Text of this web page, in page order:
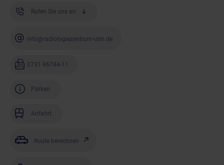
Rufen Sie uns an
info@radiologiezentrum-ulm.de
0731 96744-11
Parken
Anfahrt
Route berechnen